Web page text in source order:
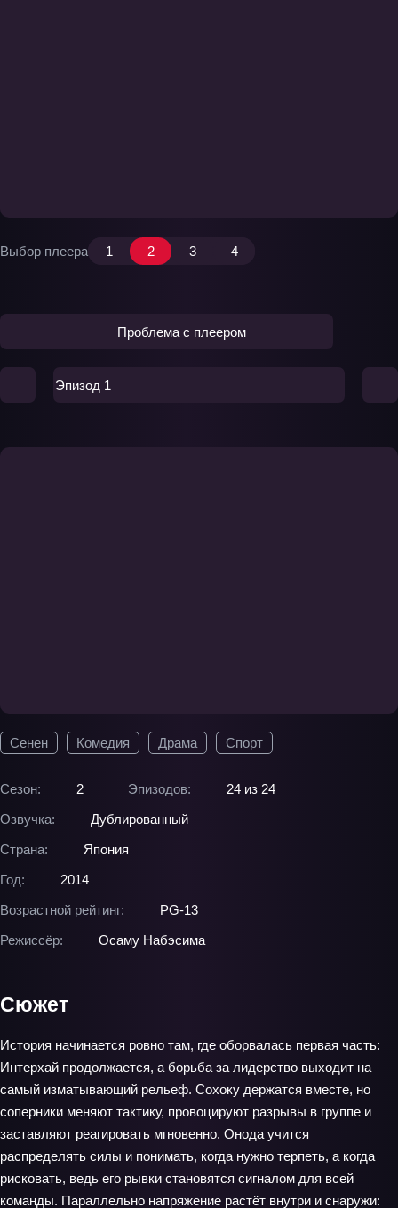
Сенен Комедия Драма Спорт
Сезон: 2 Эпизодов:
24 из 24
Озвучка:
Дублированный
Страна:
Япония
Год:
2014
Возрастной рейтинг:
PG-13
Режиссёр:
Осаму Набэсима
Выбор плеера 1 2 3 4
Проблема с плеером
Эпизод 1
Сюжет
История начинается ровно там, где оборвалась первая часть:
Интерхай продолжается, а борьба за лидерство выходит на
самый изматывающий рельеф. Сохоку держатся вместе, но
соперники меняют тактику, провоцируют разрывы в группе и
заставляют реагировать мгновенно. Онода учится
распределять силы и понимать, когда нужно терпеть, а когда
рисковать, ведь его рывки становятся сигналом для всей
команды. Параллельно напряжение растёт внутри и снаружи: